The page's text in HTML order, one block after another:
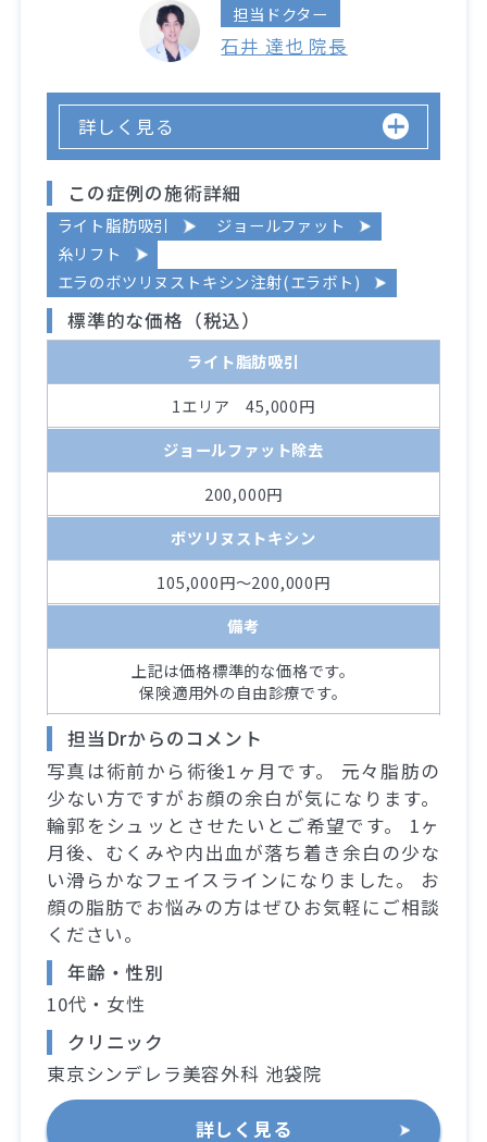
担当ドクター
石井 達也 院長
詳しく見る
この症例の施術詳細
ライト脂肪吸引
ジョールファット
糸リフト
エラのボツリヌストキシン注射(エラボト)
標準的な価格（税込）
ライト脂肪吸引
1エリア 45,000円
ジョールファット除去
200,000円
ボツリヌストキシン
105,000円～200,000円
備考
上記は価格標準的な価格です。
保険適用外の自由診療です。
担当Drからのコメント
写真は術前から術後1ヶ月です。 元々脂肪の
少ない方ですがお顔の余白が気になります。
輪郭をシュッとさせたいとご希望です。 1ヶ
月後、むくみや内出血が落ち着き余白の少な
い滑らかなフェイスラインになりました。 お
顔の脂肪でお悩みの方はぜひお気軽にご相談
ください。
年齢・性別
10代・女性
クリニック
東京シンデレラ美容外科 池袋院
詳しく見る